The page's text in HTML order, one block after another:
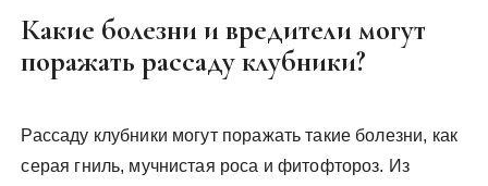
Какие болезни и вредители могут
поражать рассаду клубники?
Рассаду клубники могут поражать такие болезни, как
серая гниль, мучнистая роса и фитофтороз. Из